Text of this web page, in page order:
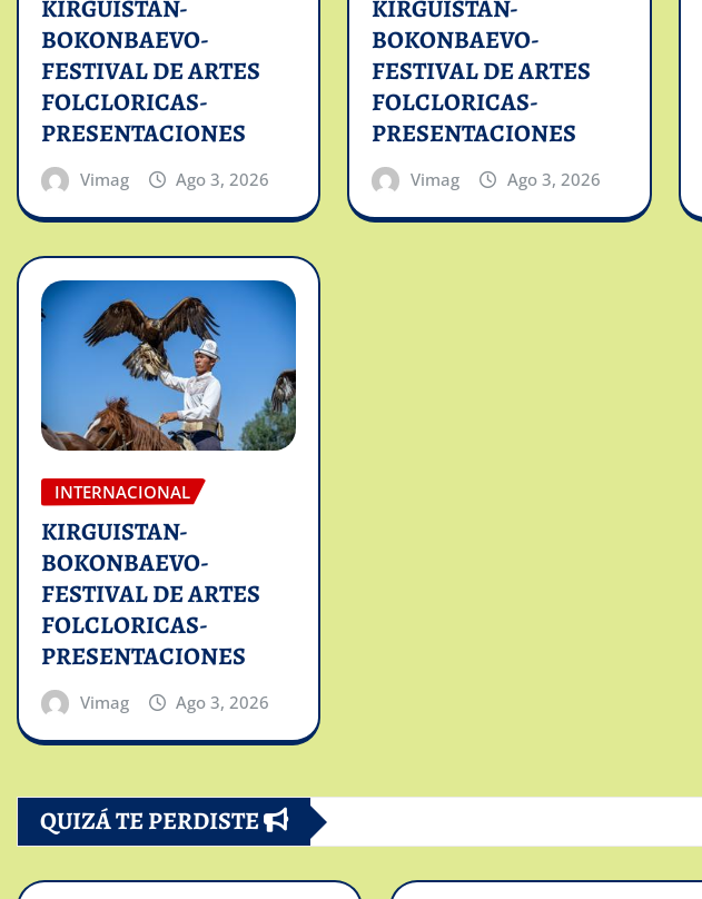
KIRGUISTAN-
BOKONBAEVO-
FESTIVAL DE ARTES
FOLCLORICAS-
PRESENTACIONES
Vimag Ago 3, 2026
KIRGUISTAN-
BOKONBAEVO-
FESTIVAL DE ARTES
FOLCLORICAS-
PRESENTACIONES
Vimag Ago 3, 2026
INTERNACIONAL
KIRGUISTAN-
BOKONBAEVO-
FESTIVAL DE ARTES
FOLCLORICAS-
PRESENTACIONES
Vimag Ago 3, 2026
QUIZÁ TE PERDISTE